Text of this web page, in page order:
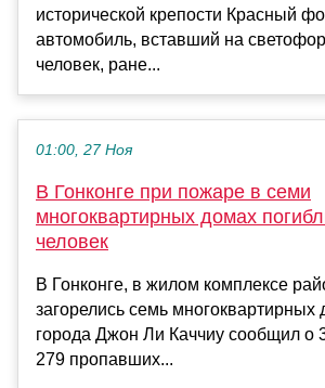
исторической крепости Красный
автомобиль, вставший на
человек, ране...
01:00, 27 Ноя
В Гонконге при пожаре в семи
многоквартирных домах
человек
В Гонконге, в жилом комплексе
загорелись семь многоквартирных
города Джон Ли Каччиу сообщил о
279 пропавших...